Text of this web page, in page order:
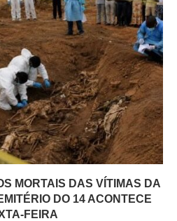
MORTAIS DAS VÍTIMAS DA
DO 14 ACONTECE
FEIRA